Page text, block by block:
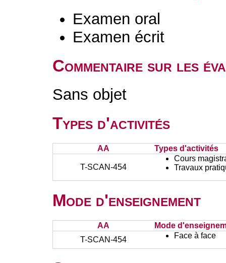
Examen oral
Examen écrit
Commentaire sur les
Sans objet
Types d'activités
AA Types d'activités
T-SCAN-454
Cours
Travaux
Mode d'enseignement
AA
Mode
T-SCAN-454
Face à face